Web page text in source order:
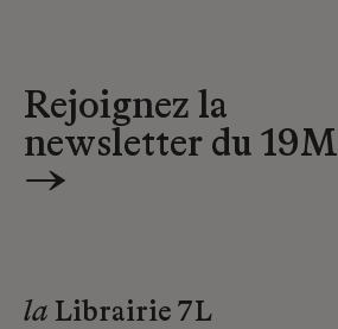
Rejoignez la
newsletter du 19M
→
la Librairie 7L